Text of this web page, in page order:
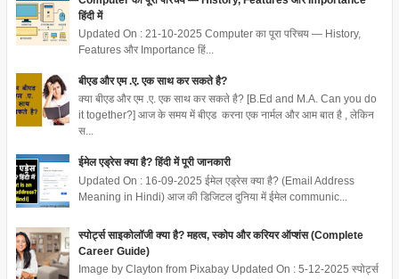
हिंदी में
Updated On : 21-10-2025 Computer का पूरा परिचय — History,
Features और Importance हिं...
बीएड और एम .ए. एक साथ कर सकते है?
क्या बीएड और एम .ए. एक साथ कर सकते है? [B.Ed and M.A. Can you do
it together?] आज के समय में बीएड करना एक नार्मल और आम बात है , लेकिन
स...
ईमेल एड्रेस क्या है? हिंदी में पूरी जानकारी
Updated On : 16-09-2025 ईमेल एड्रेस क्या है? (Email Address
Meaning in Hindi) आज की डिजिटल दुनिया में ईमेल communic...
स्पोर्ट्स साइकोलॉजी क्या है? महत्व, स्कोप और करियर ऑप्शंस (Complete
Career Guide)
Image by Clayton from Pixabay Updated On : 5-12-2025 स्पोर्ट्स